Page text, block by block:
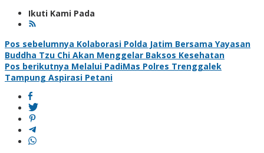
Ikuti Kami Pada
Navigasi
pos
Pos sebelumnya Kolaborasi Polda Jatim Bersama Yayasan
Buddha Tzu Chi Akan Menggelar Baksos Kesehatan
Pos berikutnya Melalui PadiMas Polres Trenggalek
Tampung Aspirasi Petani